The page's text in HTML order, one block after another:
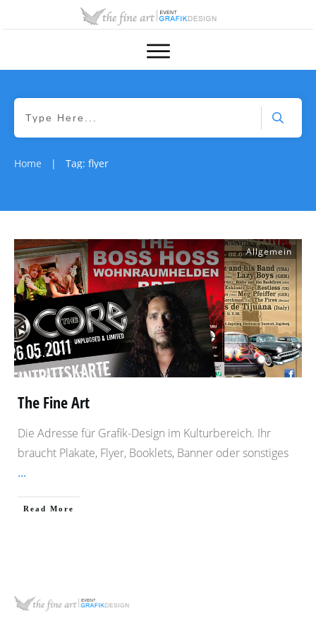
Home | Tag: flyer
Allgemein
The Fine Art
Die Adresse für Grafik-Design im Kulturbereich. Ihr
braucht Plakate, Flyer, Booklets, Banner oder sonstiges
...
​Read More